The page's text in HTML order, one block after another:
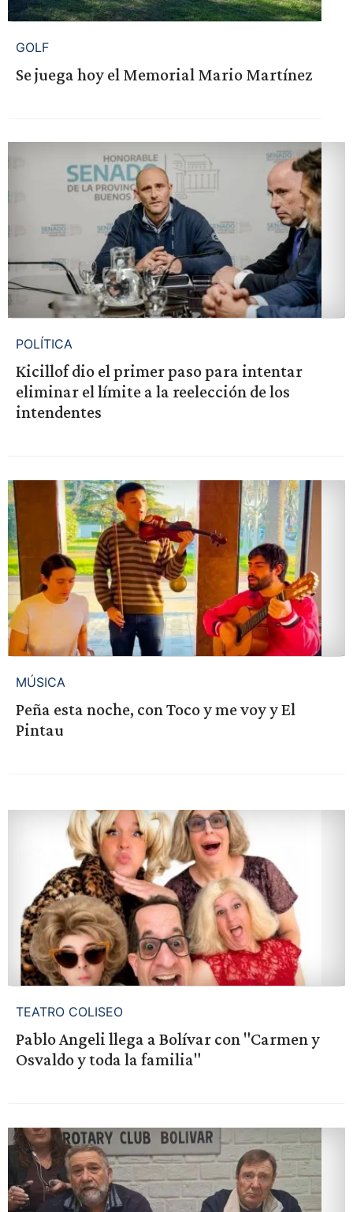
GOLF
Se juega hoy el Memorial Mario Martínez
POLÍTICA
Kicillof dio el primer paso para intentar
eliminar el límite a la reelección de los
intendentes
MÚSICA
Peña esta noche, con Toco y me voy y El
Pintau
TEATRO COLISEO
Pablo Angeli llega a Bolívar con "Carmen y
Osvaldo y toda la familia"